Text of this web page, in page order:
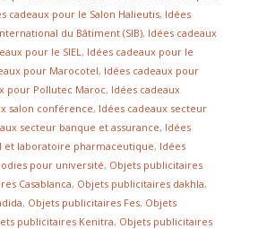
cadeaux pour le Salon Halieutis, Idées
du Bâtiment (SIB), Idées cadeaux
pour le SIEL , Idées cadeaux pour le
pour Marocotel, Idées cadeaux pour
pour Pollutec Maroc, Idées cadeaux
salon conférence, Idées cadeaux secteur
secteur banque et assurance, Idées
et laboratoire pharmaceutique, Idées
pour université, Objets publicitaires
Casablanca, Objets publicitaires dakhla,
, Objets publicitaires Fes, Objets
publicitaires Kenitra, Objets publicitaires